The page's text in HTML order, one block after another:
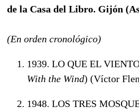
de la Casa del Libro. Gijón
(En orden cronológico)
1939. LO QUE EL
With the Wind) (Víctor
1948. LOS TRES